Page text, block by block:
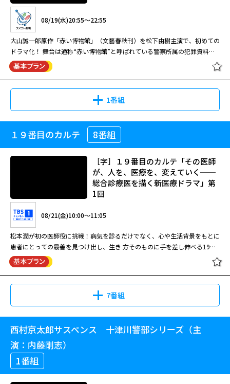
08/24(月)15:00～16:40
浅野ゆう子と柳葉敏郎のコンビが難事件に挑む、人気シリーズの四作目。
雨宮瑠璃子（浅野）は銀行員から警察の捜査官に転職した財務調査のエキス
パートで几帳面なタイプ。一方、捜査一 課の刑事、村上徳郎（柳葉）は体
力とカンで事件を解決する熱血漢、キャバクラの常連でもある。性格の全く
違う二人 だが、事件が起こると最高のパートナーとなる。セクハラすれす
れの村上の言動を瑠璃子がさらりとかわす。浅野と柳 葉ならではの息のあ
に、複雑に絡み合った連続殺人事件と脅迫事件の謎を追う。病院に苦情を繰
り返してい たクレーマーが殺された。その現場に瑠璃子と村上が居合わせ
だが、犯人を捕り逃がしてしまう。やがて被害者が病 院を脅迫していたこ
が分かり、その共犯者も殺される。病院の医療ミスによる女児の死亡事故が
だった頃の上司。銀行員時代の瑠璃子の人柄も垣間見え、興 味深い。 瑠璃
子の上司役で伊武雅刀、同僚役で梨本謙次郎、津田寛治ほかが出演。個性的
な面々が瑠璃子と村上の活躍を 支える。国分佐智子、ささきいさお、清水
章吾がゲスト出演しドラマを味わい深く盛り上げる。 【ストーリー】 財務
捜査官、雨宮瑠璃子（浅野ゆう子）は、風邪をこじらせて西北大学病院で診
を着た男に刺殺されたのだ。その場に瑠璃子と同僚の刑事、村上徳郎（柳葉
敏 郎）も居合わせたが、二人は犯人を取り逃がしてしまった。 恵は病院に
通う患者で、病院にしつこく苦情を繰り返えしては、金を強要するクレーマ
れ、その金を病院から脅し取られたのではないかという疑いが浮び、財務解
析センターの捜査官たちが金の流れを調査することになった。 病院の院
長、越川征太郎（ささきいさお）は、病院が金を払った事実はないと不快感
をあらわにする。病院の経理責任 者、芝山勝幸（清水章吾）は、瑠璃子が
銀行に勤めていた頃の上司で、瑠璃子は芝山から説明を受けながら書類を調
［字］財務捜査官 雨宮瑠璃子５
08/25(火)15:00～16:40
浅野ゆう子と柳葉敏郎のコンビが難事件に挑む人気シリーズの第5弾。財務
調査官・雨宮瑠璃子（浅野）の叔父も入 所する介護老人ホームのスキャン
ダルを取材していたルポライターが殺された。ルポライターは経理の不正と
入所者 の虐待について探っていたことが分かる。 捜査一課の村上徳一郎
（柳葉）の要請で瑠璃子たち財務捜査官も捜査に加わり、帳簿などを徹底的
に調べ上げる。経 理の書類を調べながら、瑠璃子はホーム経営者の意外な
刃物で殺された。捜査一課の村上徳郎（柳葉敏郎）をはじめとする 刑事た
子）の叔父、俊樹（佐竹明夫）も入所していた。入所者には認知症を患う山
根寿 美子（水野久美）ほか、手のかかる老人も多く、瑠璃子は介護士の吉
原高志（太川陽介）や医師の加賀順次（松永博 史）たちの献身的な看護に
感心していた。そんななか村上の依頼で藤堂房雄（伊武雅刀）と瑠璃子たち
財務捜査官も 捜査に加わることになった。 ホームの経営者、徳永周吾（遠
浅野ゆう子と柳葉敏郎のコンビが、財務捜査官と刑事というそれぞれの観点
から事件の真相に切り込んでゆく人気シ リーズの第7弾。生真面目な瑠璃子
（浅野）と熱血捜査で犯人に迫る村上（柳葉）。今回は二人に加え、益岡徹
演じる 村上の同期の捜査官、佐山隆一も協力して事件の真相を追う。 村上
るサラリーマンの佐々木竜平。ところがある日、竜平は会社から突然リスト
ラ宣告を受けてしまう。そのことを家族には隠したまま通勤を装って外出を
続けるうち、彼は高校時代の同級生である黒須が、実はやはり彼と同様、隠
れ失業者の仲間であることを知る。一方、恵や貴、健二も各自切実な悩みを
抱えていて……。
黒沢清監督が小泉今日子らを出演陣に迎え、幸せそうだが各自秘密を抱えて
暮らす家族の行く末を鋭く見つめたホームドラマ。気づけば家族みんながば
らばらになっていて……。 会社から突然リストラ宣告を受けたお父さん、
押し入り強盗との接近遭遇になぜか心ときめいてしまうお母さんなど、現代
のトウキョウにあるマイホームで一見仲良く暮らしてきた４人家族の日常生
活が、ふとしたきっかけで崩壊へと向かうさまを、「贖罪」の異才・黒沢清
監督が鋭い皮肉と笑いを織り交ぜながらユーモラスに活写。香川照之、小
泉、役所広司らの人気実力派に加え、小柳友、井之脇海ら、新進の俳優陣も
見応えのある競演を披露し、第６１回カンヌ国際映画祭「ある視点」部門審
査員賞にみごと輝いた。 トウキョウにある小さなマイホームで、妻の恵、
大学生の長男・貴、小学６年生の次男・健二とつつましくも平和な生活を送
るサラリーマンの佐々木竜平。ところがある日、竜平は会社から突然リスト
ラ宣告を受けてしまう。そのことを家族には隠したまま通勤を装って外出を
続けるうち、彼は高校時代の同級生である黒須が、実はやはり彼と同様、隠
れ失業者の仲間であることを知る。一方、恵や貴、健二も各自切実な悩みを
08/19(水)20:55～22:55
大山誠一郎原作「赤い博物館」（文藝春秋刊）を松下由樹主演で、初めての
ドラマ化！ 舞台は通称“赤い博物館”と呼ばれている警察所属の犯罪資料
館。資料館には時効が成立した重要犯罪の捜査資料や証拠品が保管されてい
る。館長・緋色冴子は、日々捜査資料に向き合い、過去の未解決事件を検証
向かう途中で交通事故に遭遇。被害者の男は「私は２５年前に交換殺人を犯
した」と謎の言葉を残して亡くなった。男の言う、交換殺人とは一
1番組
犯罪資料館 緋色冴子シリーズ 赤い博
物館 出演：松下由樹
08/19(水)20:55～22:55
大山誠一郎原作「赤い博物館」（文藝春秋刊）を松下由樹主演で、初めての
ドラマ化！ 舞台は通称“赤い博物館”と呼ばれている警察所属の犯罪資料
館。資料館には時効が成立した重要犯罪の捜査資料や証拠品が保管されてい
る。館長・緋色冴子は、日々捜査資料に向き合い、過去の未解決事件を検証
している。そんな資料館に配属された寺田聡巡査部長は、証拠品受け取りに
向かう途中で交通事故に遭遇。被害者の男は「私は２５年前に交換殺人を犯
した」と謎の言葉を残して亡くなった。男の言う、交換殺人とは一
体・・・？
犯罪資料館 緋色冴子シリーズ 赤い博
物館２ 出演：松下由樹
08/20(木)20:55～22:55
26年前の未解決事件と同じ場所・同じ手口で殺された男・・・。同一犯
か？もしくは摸倣犯か？容疑者は捜査一課長！？博物館所蔵の捜査資料が事
件解決の鍵を握る・・・。 犯罪資料館、通称“赤い博物館”に新聞記者の藤
野純子が取材にやって来た。その数日後、都内の河川敷で渡辺亮という大学
１９番目のカルテ 8番組
［字］１９番目のカルテ「その医師
が、人を、医療を、変えていく──
総合診療医を描く新医療ドラマ」第
1回
08/21(金)10:00～11:05
松本潤が初の医師役に挑戦！病気を診るだけでなく、心や生活背景をもとに
患者にとっての最善を見つけ出し、生き 方そのものに手を差し伸べる19番
目の新領域「総合診療医」を描く新しいヒューマン医療エンターテインメン
ト！ 松本が演じたのは魚虎総合病院に新設された総合診療科に所属する徳
を丁寧にすくい取り、その人の暮らしや家庭環境、心の状態までも含め
て、“総合的 に”診察を行う科。19番目の新領域として発足したものの、ま
話に隠された嘘を見抜 き、対話していく。穏やかで飄々としており、一見
つかみどころのない人物に見える徳重だが、その根底には、「人」や
「命」や「生きること」に向き合い、救いたいという強い思いがある。日常
の中で誰もが抱える小さな苦しみが、総合診 療医・徳重だからできる診療
によって解きほぐされ、導かれていく。 さらに同じ病院の整形外科で働く
7番組
［字］１９番目のカルテ「その医師
西村京太郎サスペンス 十津川警部シリーズ（主
演：内藤剛志）
1番組